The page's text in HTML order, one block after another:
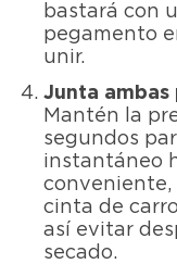
bastará con
pegamento
unir.
Junta
Mantén la
segundos
instantáneo
conveniente,
cinta de
así evitar
secado.